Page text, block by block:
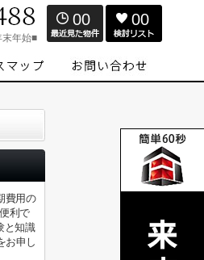
末年始■
00 00
費用の
利で
と知識
お申し